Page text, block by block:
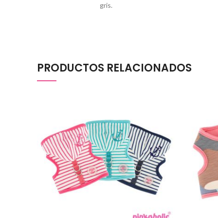
gris.
PRODUCTOS RELACIONADOS